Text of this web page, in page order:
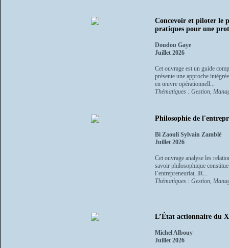
Concevoir et piloter le
pratiques pour une
Doudou Gaye
Juillet 2026
Cet ouvrage est un guide
présente une approche
en œuvre opérationnell...
Thématiques : Gestion,
Philosophie de
Bi Zaouli Sylvain Zamblé
Juillet 2026
Cet ouvrage analyse les
savoir philosophique
l’entrepreneuriat, lR...
Thématiques : Gestion,
L’État actionnaire du
Michel Albouy
Juillet 2026